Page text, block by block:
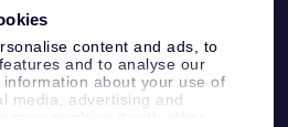
content and ads, to
and to analyse our
about your use of
media, advertising and
the stars’